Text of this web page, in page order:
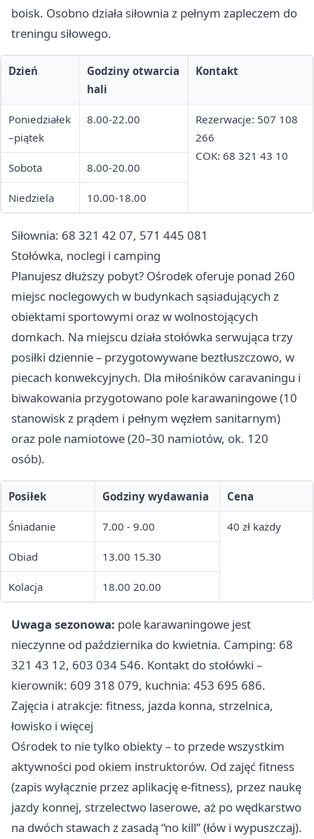
boisk. Osobno działa siłownia z pełnym zapleczem do
treningu siłowego.
Dzień
Godziny otwarcia
hali
Kontakt
Poniedziałek
–piątek
8.00-22.00
Rezerwacje: 507 108
266
COK: 68 321 43 10
Sobota
8.00-20.00
Niedziela 10.00-18.00
Siłownia: 68 321 42 07, 571 445 081
Stołówka, noclegi i camping
Planujesz dłuższy pobyt? Ośrodek oferuje ponad 260
miejsc noclegowych w budynkach sąsiadujących z
obiektami sportowymi oraz w wolnostojących
domkach. Na miejscu działa stołówka serwująca trzy
posiłki dziennie – przygotowywane beztłuszczowo, w
piecach konwekcyjnych. Dla miłośników caravaningu i
biwakowania przygotowano pole karawaningowe (10
stanowisk z prądem i pełnym węzłem sanitarnym)
oraz pole namiotowe (20–30 namiotów, ok. 120
osób).
Posiłek Godziny wydawania Cena
Śniadanie 7.00 - 9.00 40 zł każdy
Obiad 13.00 15.30
Kolacja 18.00 20.00
Uwaga sezonowa: pole karawaningowe jest
nieczynne od października do kwietnia. Camping: 68
321 43 12, 603 034 546. Kontakt do stołówki –
kierownik: 609 318 079, kuchnia: 453 695 686.
Zajęcia i atrakcje: fitness, jazda konna, strzelnica,
łowisko i więcej
Ośrodek to nie tylko obiekty – to przede wszystkim
aktywności pod okiem instruktorów. Od zajęć fitness
(zapis wyłącznie przez aplikację e-fitness), przez naukę
jazdy konnej, strzelectwo laserowe, aż po wędkarstwo
na dwóch stawach z zasadą “no kill” (łów i wypuszczaj).